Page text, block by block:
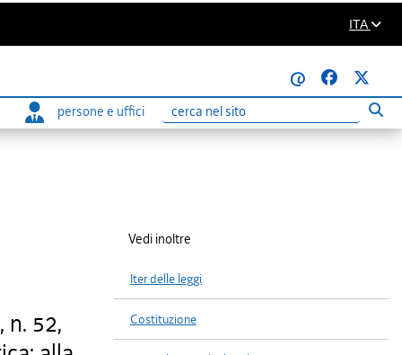
ITA
@
persone e uffici
Ricerca
n. 52,
Vedi inoltre
Iter delle leggi
Costituzione